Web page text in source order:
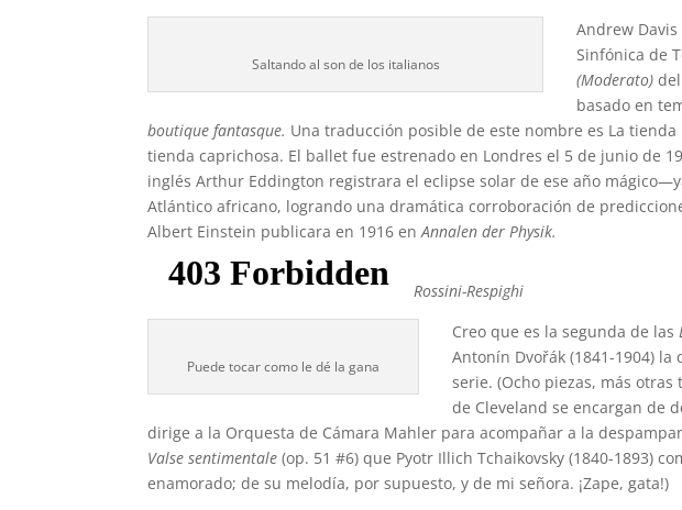
Saltando al son de los italianos
Andrew
Sinfónica de
(Moderato)
basado en
boutique fantasque. Una traducción posible de este nombre es La
tienda caprichosa. El ballet fue estrenado en Londres el 5 de junio de
inglés Arthur Eddington registrara el eclipse solar de ese año
Atlántico africano, logrando una dramática corroboración de
Albert Einstein publicara en 1916 enAnnalen der Physik.
Rossini-Respighi
Puede tocar como le dé la gana
Creo que es la segunda de las
Antonín Dvořák (1841-1904)
serie. (Ocho piezas, más otras
de Cleveland se encargan de
dirige a la Orquesta de Cámara Mahler para acompañar a la
Valse sentimentale (op. 51 #6) que Pyotr Illich Tchaikovsky (1840-1893)
enamorado; de su melodía, por supuesto, y de mi señora. ¡Zape, gata!)